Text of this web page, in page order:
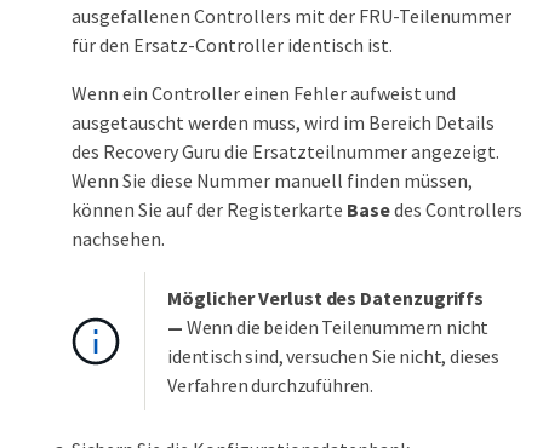
ausgefallenen Controllers mit der FRU-Teilenummer
für den Ersatz-Controller identisch ist.
Wenn ein Controller einen Fehler aufweist und
ausgetauscht werden muss, wird im Bereich Details
des Recovery Guru die Ersatzteilnummer angezeigt.
Wenn Sie diese Nummer manuell finden müssen,
können Sie auf der Registerkarte Basedes Controllers
nachsehen.
Möglicher Verlust des Datenzugriffs
— Wenn die beiden Teilenummern nicht
identisch sind, versuchen Sie nicht, dieses
Verfahren durchzuführen.